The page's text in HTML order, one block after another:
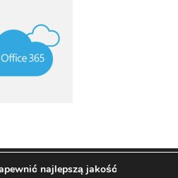
Baborowie Ribosome
najlepszą jakość